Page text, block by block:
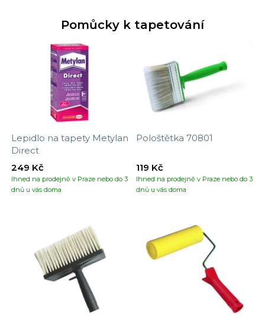
Pomůcky k tapetování
Lepidlo na tapety Metylan
Direct
Ihned na prodejně v Praze nebo do 3
dnů u vás doma
249 Kč
Pološtětka 70801
Ihned na prodejně v Praze nebo do 3
dnů u vás doma
119 Kč